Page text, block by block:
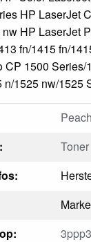
HP LaserJet
HP LaserJet
fn/1415 fn/
CP 1500
n/1525 nw/1525
Peach
Toner